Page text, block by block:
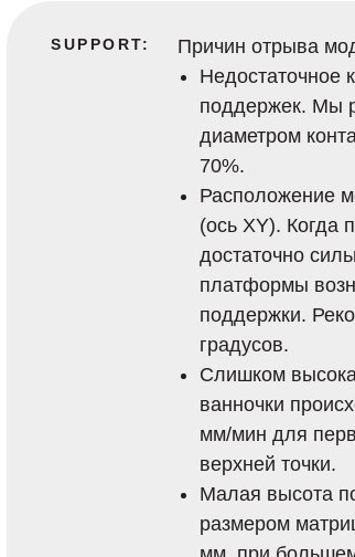
SUPPORT:
Причин отрыва
Недостаточное
поддержек. Мы
диаметром
70%.
Расположение
(ось XY). Когда
достаточно
платформы
поддержки.
градусов.
Слишком
ванночки
мм/мин для
верхней точки.
Малая высота
размером